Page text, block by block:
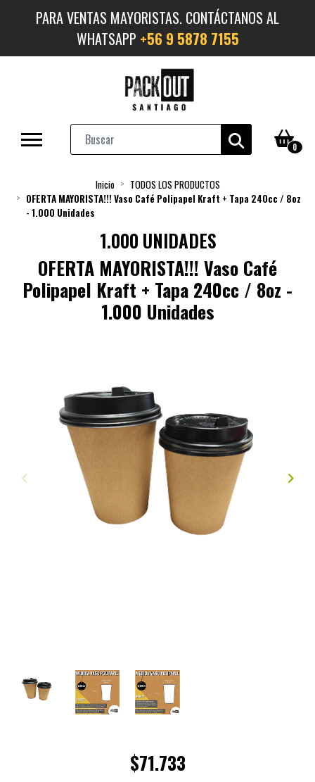
PARA VENTAS MAYORISTAS. CONTÁCTANOS AL
WHATSAPP +56 9 5878 7155
0
Inicio
TODOS LOS PRODUCTOS
OFERTA MAYORISTA!!! Vaso Café Polipapel Kraft + Tapa 240cc / 8oz
- 1.000 Unidades
1.000 UNIDADES
OFERTA MAYORISTA!!! Vaso Café
Polipapel Kraft + Tapa 240cc / 8oz -
1.000 Unidades
$71.733